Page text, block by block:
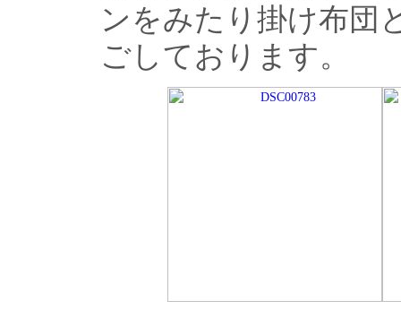
ンをみたり掛け布団
ごしております。